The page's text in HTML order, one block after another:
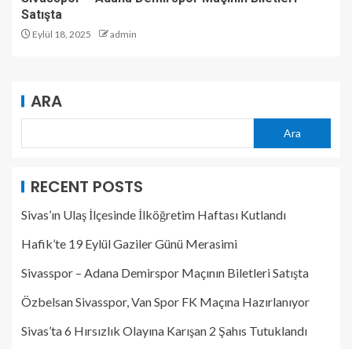
Satışta
Eylül 18, 2025 admin
ARA
Ara
RECENT POSTS
Sivas’ın Ulaş İlçesinde İlköğretim Haftası Kutlandı
Hafik’te 19 Eylül Gaziler Günü Merasimi
Sivasspor – Adana Demirspor Maçının Biletleri Satışta
Özbelsan Sivasspor, Van Spor FK Maçına Hazırlanıyor
Sivas’ta 6 Hırsızlık Olayına Karışan 2 Şahıs Tutuklandı